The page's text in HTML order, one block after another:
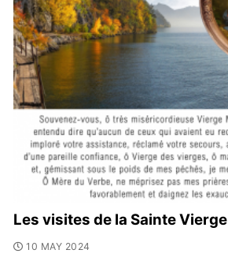
Les visites de la Sainte Vierge
10 MAY 2024